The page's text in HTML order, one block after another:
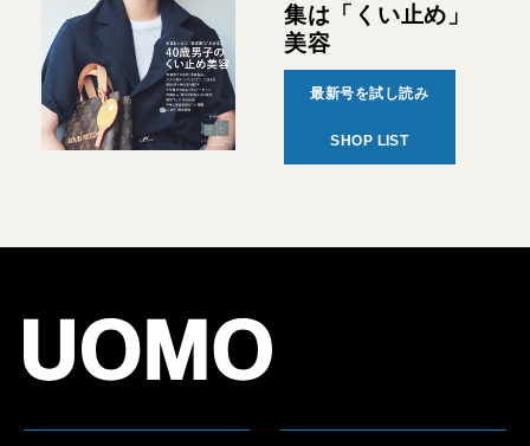
集は「くい止め」
美容
最新号を試し読み
SHOP LIST